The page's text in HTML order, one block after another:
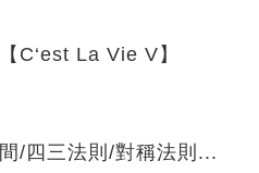
C‘est La Vie V】
/四三法則/對稱法則...